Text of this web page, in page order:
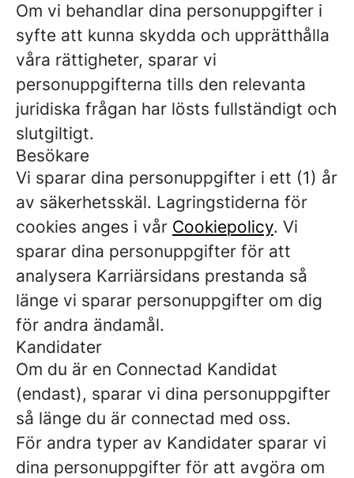
Om vi ​​behandlar dina personuppgifter i
syfte att kunna skydda och upprätthålla
våra rättigheter, sparar vi
personuppgifterna tills den relevanta
juridiska frågan har lösts fullständigt och
slutgiltigt.
Besökare
Vi sparar dina personuppgifter i ett (1) år
av säkerhetsskäl. Lagringstiderna för
cookies anges i vår Cookiepolicy. Vi
sparar dina personuppgifter för att
analysera Karriärsidans prestanda så
länge vi sparar personuppgifter om dig
för andra ändamål.
Kandidater
Om du är en Connectad Kandidat
(endast), sparar vi dina personuppgifter
så länge du är connectad med oss.
För andra typer av Kandidater sparar vi
dina personuppgifter för att avgöra om